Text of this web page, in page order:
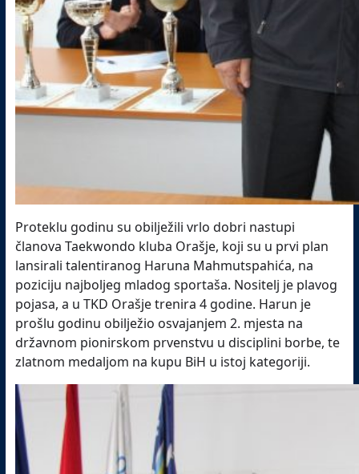
Proteklu godinu su obilježili vrlo dobri nastupi
članova Taekwondo kluba Orašje, koji su u prvi plan
lansirali talentiranog Haruna Mahmutspahića, na
poziciju najboljeg mladog sportaša. Nositelj je plavog
pojasa, a u TKD Orašje trenira 4 godine. Harun je
prošlu godinu obilježio osvajanjem 2. mjesta na
državnom pionirskom prvenstvu u disciplini borbe, te
zlatnom medaljom na kupu BiH u istoj kategoriji.